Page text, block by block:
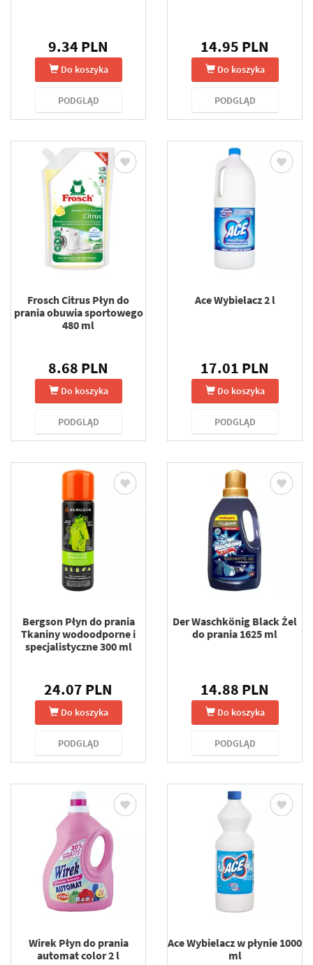
9.34 PLN
Do koszyka
PODGLĄD
14.95 PLN
Do koszyka
PODGLĄD
Frosch Citrus Płyn do
prania obuwia sportowego
480 ml
8.68 PLN
Do koszyka
PODGLĄD
Ace Wybielacz 2 l
17.01 PLN
Do koszyka
PODGLĄD
Bergson Płyn do prania
Tkaniny wodoodporne i
specjalistyczne 300 ml
24.07 PLN
Do koszyka
PODGLĄD
Der Waschkönig Black Żel
do prania 1625 ml
14.88 PLN
Do koszyka
PODGLĄD
Wirek Płyn do prania
automat color 2 l
Ace Wybielacz w płynie 1000
ml